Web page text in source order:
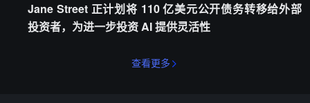
Jane Street 正计划将 110 亿美元公开债务转移给外部
投资者，为进一步投资 AI 提供灵活性
查看更多